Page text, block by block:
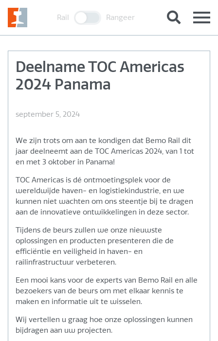
Rail Rangeer
Deelname TOC Americas
2024 Panama
september 5, 2024
We zijn trots om aan te kondigen dat Bemo Rail dit
jaar deelneemt aan de TOC Americas 2024, van 1 tot
en met 3 oktober in Panama!
TOC Americas is dé ontmoetingsplek voor de
wereldwijde haven- en logistiekindustrie, en we
kunnen niet wachten om ons steentje bij te dragen
aan de innovatieve ontwikkelingen in deze sector.
Tijdens de beurs zullen we onze nieuwste
oplossingen en producten presenteren die de
efficiëntie en veiligheid in haven- en
railinfrastructuur verbeteren.
Een mooi kans voor de experts van Bemo Rail en alle
bezoekers van de beurs om met elkaar kennis te
maken en informatie uit te wisselen.
Wij vertellen u graag hoe onze oplossingen kunnen
bijdragen aan uw projecten.